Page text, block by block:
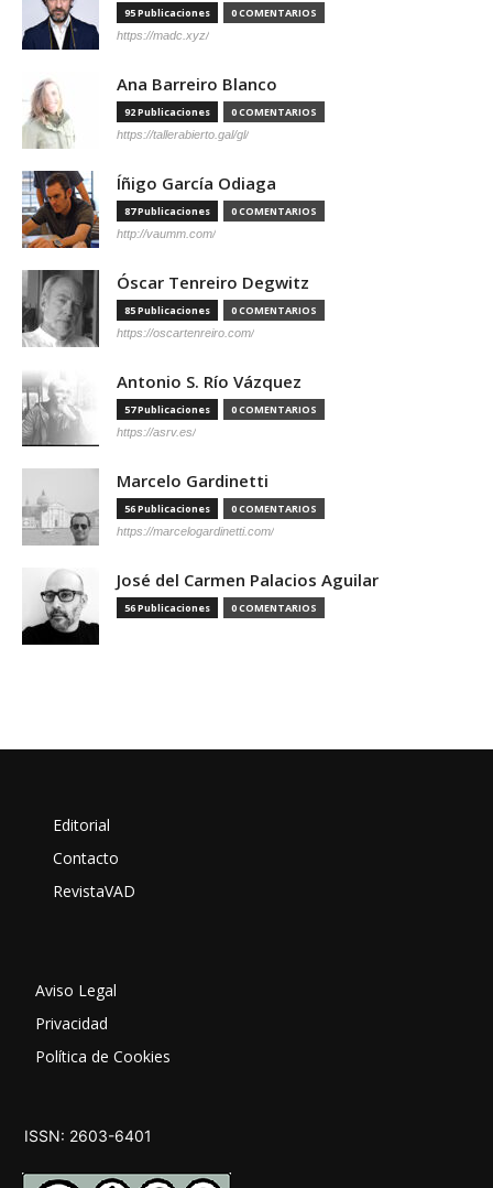
95 Publicaciones 0 COMENTARIOS
https://madc.xyz/
Ana Barreiro Blanco
92 Publicaciones 0 COMENTARIOS
https://tallerabierto.gal/gl/
Íñigo García Odiaga
87 Publicaciones 0 COMENTARIOS
http://vaumm.com/
Óscar Tenreiro Degwitz
85 Publicaciones 0 COMENTARIOS
https://oscartenreiro.com/
Antonio S. Río Vázquez
57 Publicaciones 0 COMENTARIOS
https://asrv.es/
Marcelo Gardinetti
56 Publicaciones 0 COMENTARIOS
https://marcelogardinetti.com/
José del Carmen Palacios Aguilar
56 Publicaciones 0 COMENTARIOS
Editorial
Contacto
RevistaVAD
Aviso Legal
Privacidad
Política de Cookies
ISSN: 2603-6401